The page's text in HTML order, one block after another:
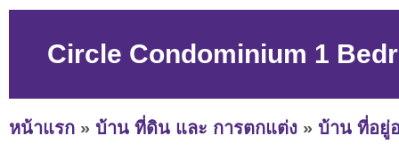
Circle Condominium 1
หน้าแรก » บ้าน ที่ดิน และ การตกแต่ง » บ้าน ที่อยู่